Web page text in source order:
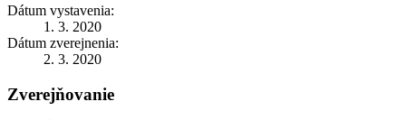
Dátum vystavenia:
1. 3. 2020
Dátum zverejnenia:
2. 3. 2020
Zverejňovanie